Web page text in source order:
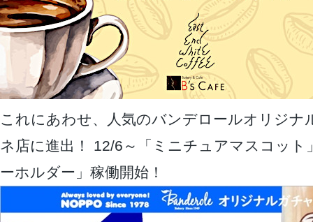
これにあわせ、人気のバンデロールオリジナ
ネ店に進出！ 12/6～「ミニチュアマスコッ
ーホルダー」稼働開始！